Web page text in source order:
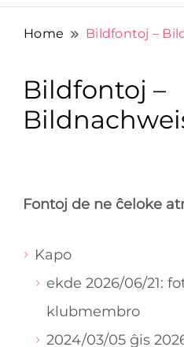
Home Bildfontoj –
Bildfontoj –
Fontoj de ne ĉeloke
Kapo
ekde 2026/06/21:
klubmembro
2024/03/05 ĝis